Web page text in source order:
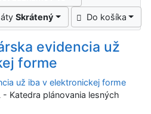
Skrátený Do košíka
evidencia už
forme
už iba v elektronickej forme
- Katedra plánovania lesných